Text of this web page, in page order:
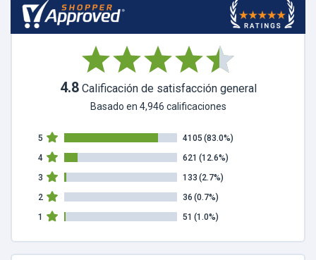
4.8Calificación de satisfacción general
Basado en 4,946 calificaciones
5 4105 (83.0%)
4
621 (12.6%)
3
133 (2.7%)
2
36 (0.7%)
1
51 (1.0%)